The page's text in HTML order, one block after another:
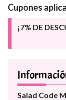
Cupones
¡7% DE
Salad Code